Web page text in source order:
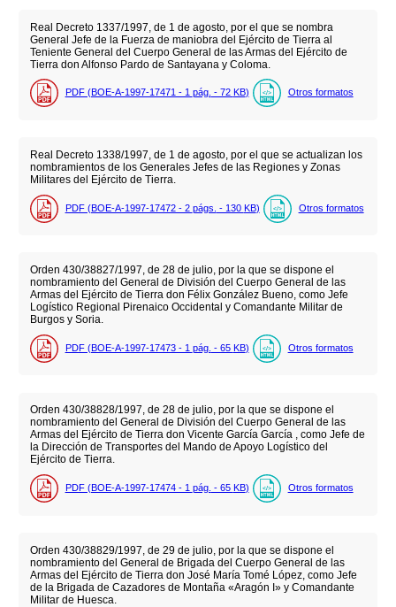
Real Decreto 1337/1997, de 1 de agosto, por el que se nombra
General Jefe de la Fuerza de maniobra del Ejército de Tierra al
Teniente General del Cuerpo General de las Armas del Ejército de
Tierra don Alfonso Pardo de Santayana y Coloma.
PDF (BOE-A-1997-17471 - 1 pág. - 72 KB) Otros formatos
Real Decreto 1338/1997, de 1 de agosto, por el que se actualizan los
nombramientos de los Generales Jefes de las Regiones y Zonas
Militares del Ejército de Tierra.
PDF (BOE-A-1997-17472 - 2 págs. - 130 KB) Otros formatos
Orden 430/38827/1997, de 28 de julio, por la que se dispone el
nombramiento del General de División del Cuerpo General de las
Armas del Ejército de Tierra don Félix González Bueno, como Jefe
Logístico Regional Pirenaico Occidental y Comandante Militar de
Burgos y Soria.
PDF (BOE-A-1997-17473 - 1 pág. - 65 KB) Otros formatos
Orden 430/38828/1997, de 28 de julio, por la que se dispone el
nombramiento del General de División del Cuerpo General de las
Armas del Ejército de Tierra don Vicente García García , como Jefe de
la Dirección de Transportes del Mando de Apoyo Logístico del
Ejército de Tierra.
PDF (BOE-A-1997-17474 - 1 pág. - 65 KB) Otros formatos
Orden 430/38829/1997, de 29 de julio, por la que se dispone el
nombramiento del General de Brigada del Cuerpo General de las
Armas del Ejército de Tierra don José María Tomé López, como Jefe
de la Brigada de Cazadores de Montaña «Aragón I» y Comandante
Militar de Huesca.